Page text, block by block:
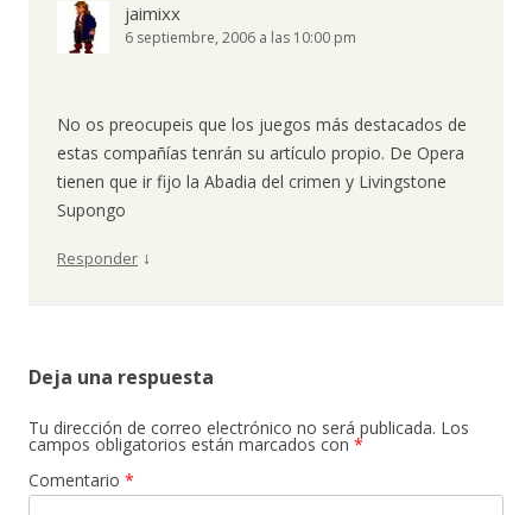
jaimixx
6 septiembre, 2006 a las 10:00 pm
No os preocupeis que los juegos más destacados de
estas compañías tenrán su artículo propio. De Opera
tienen que ir fijo la Abadia del crimen y Livingstone
Supongo
Responder ↓
Deja una respuesta
Tu dirección de correo electrónico no será publicada. Los
campos obligatorios están marcados con *
Comentario *